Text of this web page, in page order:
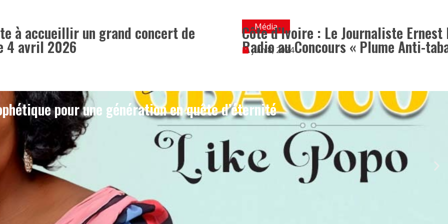
à accueillir un grand concert de
4 avril 2026
Média
Côte d’Ivoire : Le Journaliste
Radio au Concours « Plume Anti-
juin 8, 2024
pour une génération en quête d’éternité